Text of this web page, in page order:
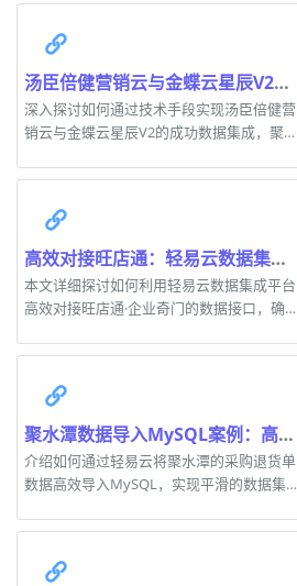
汤臣倍健营销云与金蝶云星辰V2集成：退货入库案例实战
深入探讨如何通过技术手段实现汤臣倍健营
销云与金蝶云星辰V2的成功数据集成，聚焦
高效对接旺店通：轻易云数据集成平台深入解析
本文详细探讨如何利用轻易云数据集成平台
高效对接旺店通·企业奇门的数据接口，确保
聚水潭数据导入MySQL案例：高效数据集成方案
介绍如何通过轻易云将聚水潭的采购退货单
数据高效导入MySQL，实现平滑的数据集